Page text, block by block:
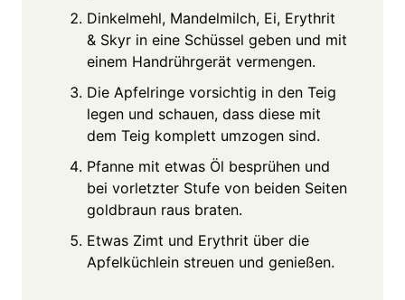
Dinkelmehl, Mandelmilch, Ei, Erythrit
& Skyr in eine Schüssel geben und mit
einem Handrührgerät vermengen.
Die Apfelringe vorsichtig in den Teig
legen und schauen, dass diese mit
dem Teig komplett umzogen sind.
Pfanne mit etwas Öl besprühen und
bei vorletzter Stufe von beiden Seiten
goldbraun raus braten.
Etwas Zimt und Erythrit über die
Apfelküchlein streuen und genießen.